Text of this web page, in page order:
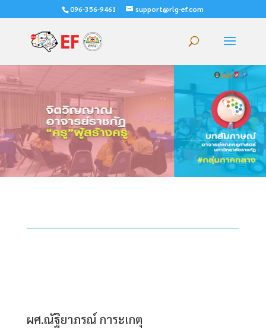
096-356-9461 support@rlg-ef.com
ผศ.ณัฐิยาภรณ์ การะเกตุ